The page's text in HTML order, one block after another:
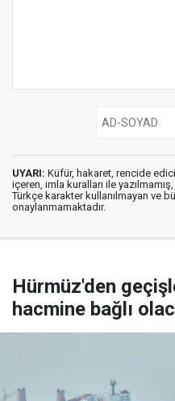
UYARI: Küfür, hakaret, rencide
içeren, imla kuralları ile yazılmamış,
Türkçe karakter kullanılmayan ve
onaylanmamaktadır.
Hürmüz'den
hacmine bağlı